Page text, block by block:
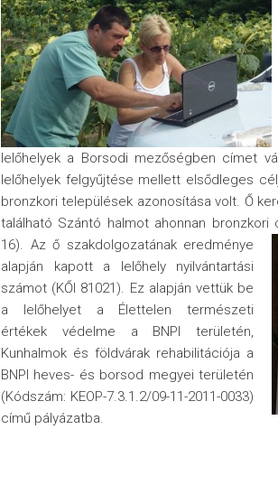
lelőhelyek a Borsodi mezőségben címet
lelőhelyek felgyűjtése mellett elsődleges
bronzkori települések azonosítása volt. Ő
található Szántó halmot ahonnan
16). Az ő szakdolgozatának eredménye
alapján kapott a lelőhely nyilvántartási
számot (KŐI 81021). Ez alapján vettük be
a lelőhelyet a Élettelen természeti
értékek védelme a BNPI területén,
Kunhalmok és földvárak rehabilitációja a
BNPI heves- és borsod megyei területén
(Kódszám: KEOP-7.3.1.2/09-11-2011-0033)
című pályázatba.